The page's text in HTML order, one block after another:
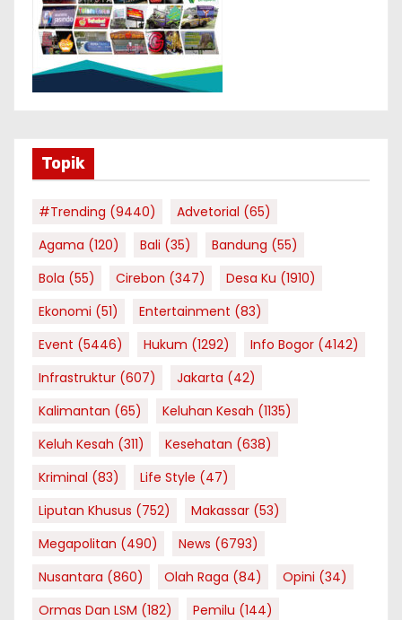
Topik
#Trending (9440) Advetorial (65)
Agama (120) Bali (35) Bandung (55)
Bola (55) Cirebon (347) Desa Ku (1910)
Ekonomi (51) Entertainment (83)
Event (5446) Hukum (1292) Info Bogor (4142)
Infrastruktur (607) Jakarta (42)
Kalimantan (65) Keluhan Kesah (1135)
Keluh Kesah (311) Kesehatan (638)
Kriminal (83) Life Style (47)
Liputan Khusus (752) Makassar (53)
Megapolitan (490) News (6793)
Nusantara (860) Olah Raga (84) Opini (34)
Ormas Dan LSM (182) Pemilu (144)